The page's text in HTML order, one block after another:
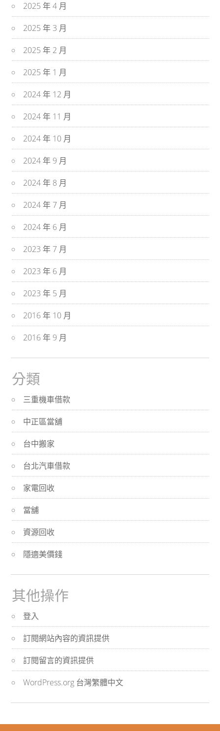
2025 年 4 月
2025 年 3 月
2025 年 2 月
2025 年 1 月
2024 年 12 月
2024 年 11 月
2024 年 10 月
2024 年 9 月
2024 年 8 月
2024 年 7 月
2024 年 6 月
2023 年 7 月
2023 年 6 月
2023 年 5 月
2016 年 10 月
2016 年 9 月
分類
三重機車借款
中正區當舖
台中搬家
台北汽車借款
家電回收
當舖
資源回收
隱適美價錢
其他操作
登入
訂閱網站內容的資訊提供
訂閱留言的資訊提供
WordPress.org 台灣繁體中文